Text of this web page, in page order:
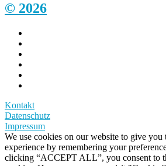
© 2026
Kontakt
Datenschutz
Impressum
We use cookies on our website to give you
experience by remembering your
clicking “ACCEPT ALL”, you consent to